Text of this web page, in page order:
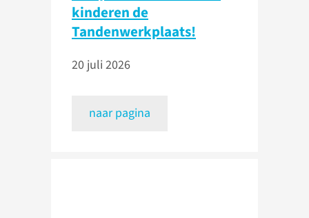
kinderen de
Tandenwerkplaats!
20 juli 2026
naar pagina